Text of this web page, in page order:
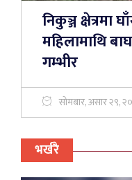
निकुञ्ज क्षेत्रमा
महिलामाथि
गम्भीर
सोमबार, असार २९,
भर्खरै